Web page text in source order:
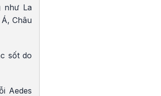
như La
Châu
sốt do
Aedes